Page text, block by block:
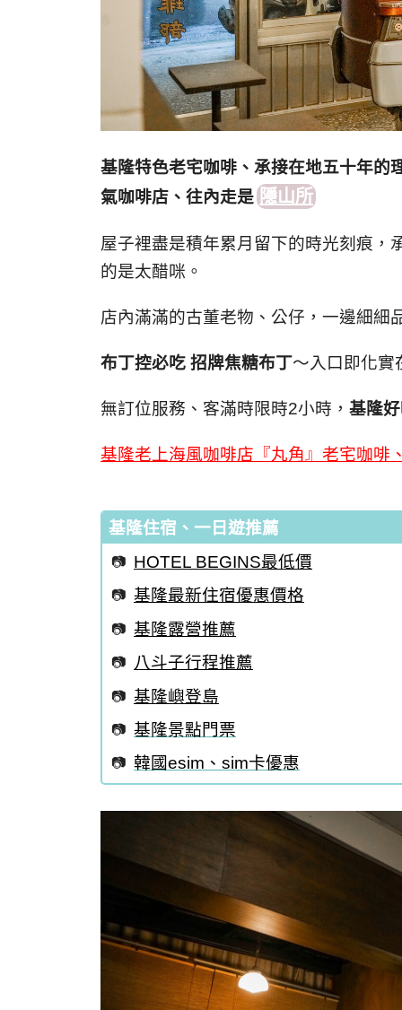
基隆特色老宅咖啡、承接在地五十年的
氣咖啡店、往內走是 隱山所
屋子裡盡是積年累月留下的時光刻痕，
的是太醋咪。
店內滿滿的古董老物、公仔，一邊細細
布丁控必吃 招牌焦糖布丁～入口即化實
無訂位服務、客滿時限時2小時， 基隆
基隆老上海風咖啡店『丸角』老宅咖啡
基隆住宿、一日遊推薦
HOTEL BEGINS最低價
基隆最新住宿優惠價格
基隆露營推薦
八斗子行程推薦
基隆嶼登島
基隆景點門票
韓國esim、sim卡優惠